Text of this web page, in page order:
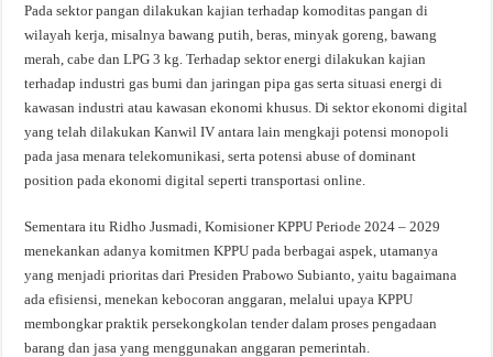
Pada sektor pangan dilakukan kajian terhadap komoditas pangan di
wilayah kerja, misalnya bawang putih, beras, minyak goreng, bawang
merah, cabe dan LPG 3 kg. Terhadap sektor energi dilakukan kajian
terhadap industri gas bumi dan jaringan pipa gas serta situasi energi di
kawasan industri atau kawasan ekonomi khusus. Di sektor ekonomi digital
yang telah dilakukan Kanwil IV antara lain mengkaji potensi monopoli
pada jasa menara telekomunikasi, serta potensi abuse of dominant
position pada ekonomi digital seperti transportasi online.
Sementara itu Ridho Jusmadi, Komisioner KPPU Periode 2024 – 2029
menekankan adanya komitmen KPPU pada berbagai aspek, utamanya
yang menjadi prioritas dari Presiden Prabowo Subianto, yaitu bagaimana
ada efisiensi, menekan kebocoran anggaran, melalui upaya KPPU
membongkar praktik persekongkolan tender dalam proses pengadaan
barang dan jasa yang menggunakan anggaran pemerintah.